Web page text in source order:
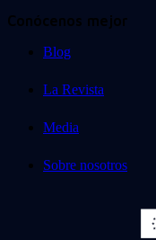
Conócenos mejor
Blog
La Revista
Media
Sobre nosotros